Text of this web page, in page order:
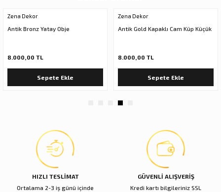
Ürün bilgilerinde hatalar bulunuyor.
Zena Dekor
Antik Bronz Yatay Obje
8.000,00 TL
Sepete Ekle
Zena Dekor
Antik Gold Kapaklı Cam Küp Küçük
8.000,00 TL
Sepete Ekle
HIZLI TESLİMAT
Ortalama 2-3 iş günü içinde
GÜVENLİ ALIŞVERİŞ
Kredi kartı bilgileriniz SSL